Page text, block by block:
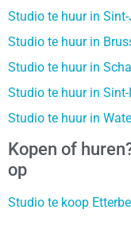
Studio te huur in
Studio te huur in
Studio te huur in
Studio te huur in
Studio te huur in
Kopen of
op
Studio te koop